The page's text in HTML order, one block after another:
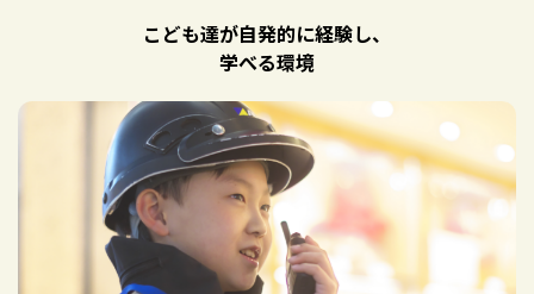
こども達が自発的に経験し、
学べる環境